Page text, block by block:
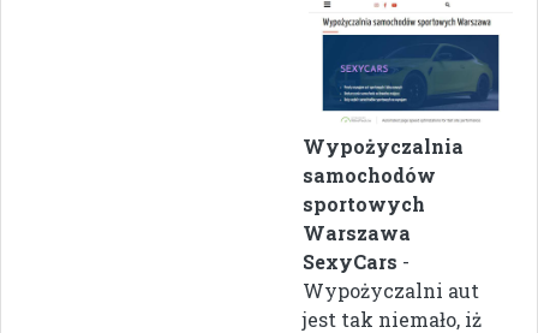
Wypożyczalnia
samochodów
sportowych
Warszawa
SexyCars -
Wypożyczalni aut
jest tak niemało, iż